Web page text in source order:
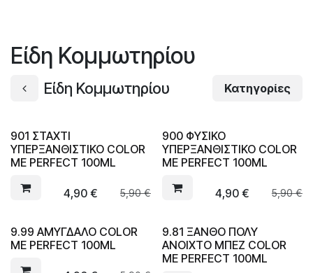
Είδη Κομμωτηρίου
Είδη Κομμωτηρίου Κατηγορίες
901 ΣΤΑΧΤΙ
ΥΠΕΡΞΑΝΘΙΣΤΙΚΟ COLOR
ME PERFECT 100ML
4,90€ 5,90€
900 ΦΥΣΙΚΟ
ΥΠΕΡΞΑΝΘΙΣΤΙΚΟ COLOR
ME PERFECT 100ML
4,90€ 5,90€
9.99 ΑΜΥΓΔΑΛΟ COLOR
ME PERFECT 100ML
9.81 ΞΑΝΘΟ ΠΟΛΥ
ΑΝΟΙΧΤΟ ΜΠΕΖ COLOR
ME PERFECT 100ML